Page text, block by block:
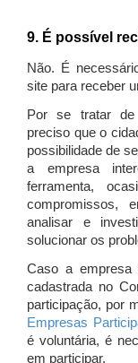
9. É possível
Não. É
site para receber
Por se tratar de
preciso que o
possibilidade de
a empresa
ferramenta,
compromissos,
analisar e
solucionar os
Caso a empresa
cadastrada no
participação, por
Empresas
é voluntária, é
em participar.